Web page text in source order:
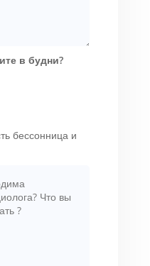
в будни?
бессонница и